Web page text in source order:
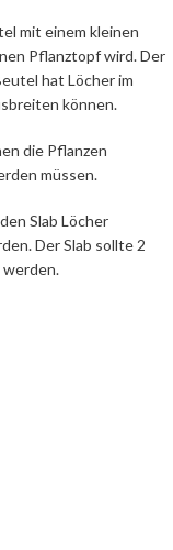
mit einem kleinen
Pflanztopf wird. Der
hat Löcher im
können.
die Pflanzen
müssen.
Slab Löcher
Der Slab sollte 2
werden.